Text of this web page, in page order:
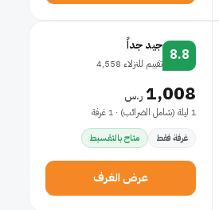
8.8
جيد جداً
تقييم للنزلاء 4,558
1,008 ر.س
1 ليلة (شامل الضرائب) · 1 غرفة
غرفة فقط
متاح بالتقسيط
عرض الغرف